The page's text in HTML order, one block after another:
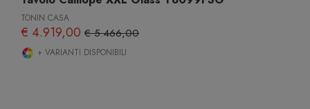
TONIN CASA
€ 4.919,00 € 5.466,00
+ VARIANTI DISPONIBILI